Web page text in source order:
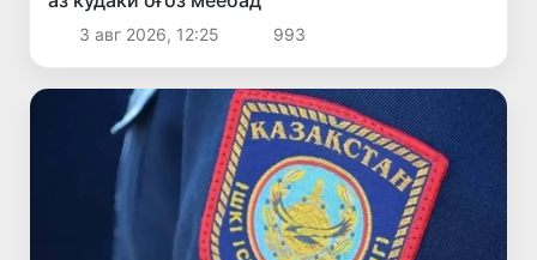
3 авг 2026, 12:25 993